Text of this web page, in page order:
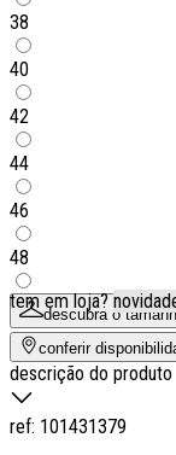
38
40
42
44
46
48
descubra o
tem em loja?
conferir
descrição do produto
ref: 101431379